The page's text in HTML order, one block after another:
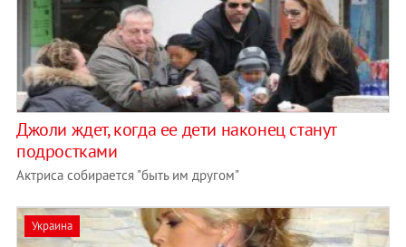
Джоли ждет, когда ее дети наконец станут
подростками
Актриса собирается "быть им другом"
Украина